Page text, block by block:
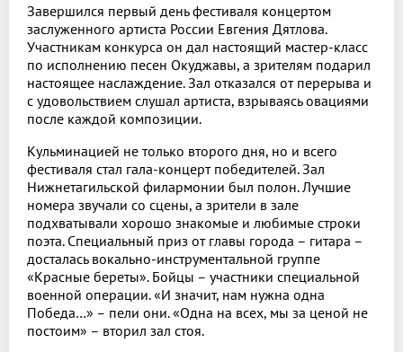
Завершился первый день фестиваля концертом
заслуженного артиста России Евгения Дятлова.
Участникам конкурса он дал настоящий мастер-класс
по исполнению песен Окуджавы, а зрителям подарил
настоящее наслаждение. Зал отказался от перерыва и
с удовольствием слушал артиста, взрываясь овациями
после каждой композиции.
Кульминацией не только второго дня, но и всего
фестиваля стал гала-концерт победителей. Зал
Нижнетагильской филармонии был полон. Лучшие
номера звучали со сцены, а зрители в зале
подхватывали хорошо знакомые и любимые строки
поэта. Специальный приз от главы города – гитара –
досталась вокально-инструментальной группе
«Красные береты». Бойцы – участники специальной
военной операции. «И значит, нам нужна одна
Победа…» – пели они. «Одна на всех, мы за ценой не
постоим» – вторил зал стоя.